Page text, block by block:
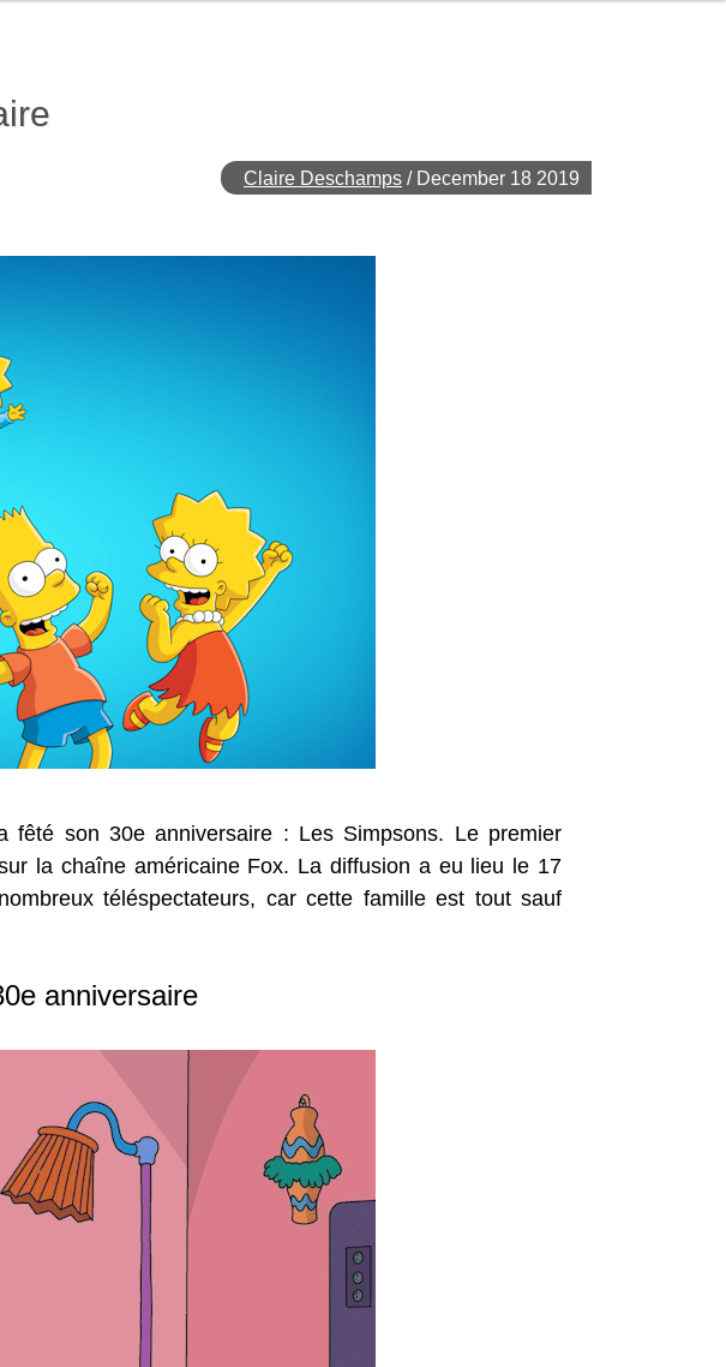
Claire Deschamps / December 18 2019
fêté son 30e anniversaire : Les Simpsons. Le premier
la chaîne américaine Fox. La diffusion a eu lieu le 17
téléspectateurs, car cette famille est tout sauf
anniversaire